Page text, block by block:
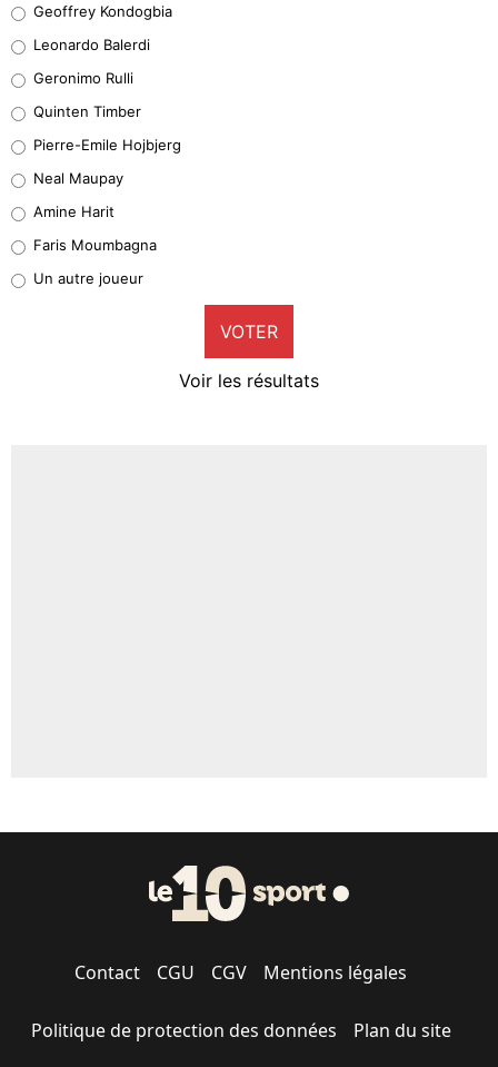
38%
32%
5%
1%
9%
Geoffrey Kondogbia
Leonardo Balerdi
Geronimo Rulli
Quinten Timber
Pierre-Emile Hojbjerg
Neal Maupay
Amine Harit
Faris Moumbagna
Un autre joueur
VOTER
Voir les résultats
Contact CGU CGV Mentions légales
Politique de protection des données Plan du site